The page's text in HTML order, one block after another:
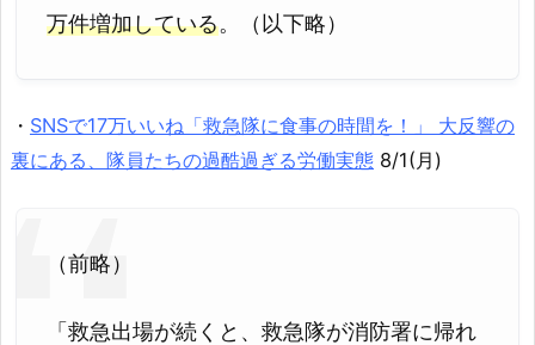
万件増加している。（以下略）
・ SNSで17万いいね「救急隊に食事の時間を！」 大反響の
裏にある、隊員たちの過酷過ぎる労働実態 8/1(月)
（前略）
「救急出場が続くと、救急隊が消防署に帰れ